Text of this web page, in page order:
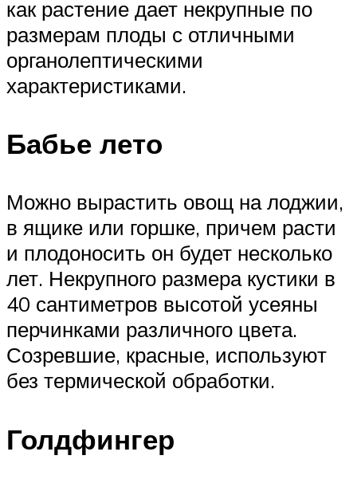
как растение дает некрупные по
размерам плоды с отличными
органолептическими
характеристиками.
Бабье лето
Можно вырастить овощ на лоджии,
в ящике или горшке, причем расти
и плодоносить он будет несколько
лет. Некрупного размера кустики в
40 сантиметров высотой усеяны
перчинками различного цвета.
Созревшие, красные, используют
без термической обработки.
Голдфингер